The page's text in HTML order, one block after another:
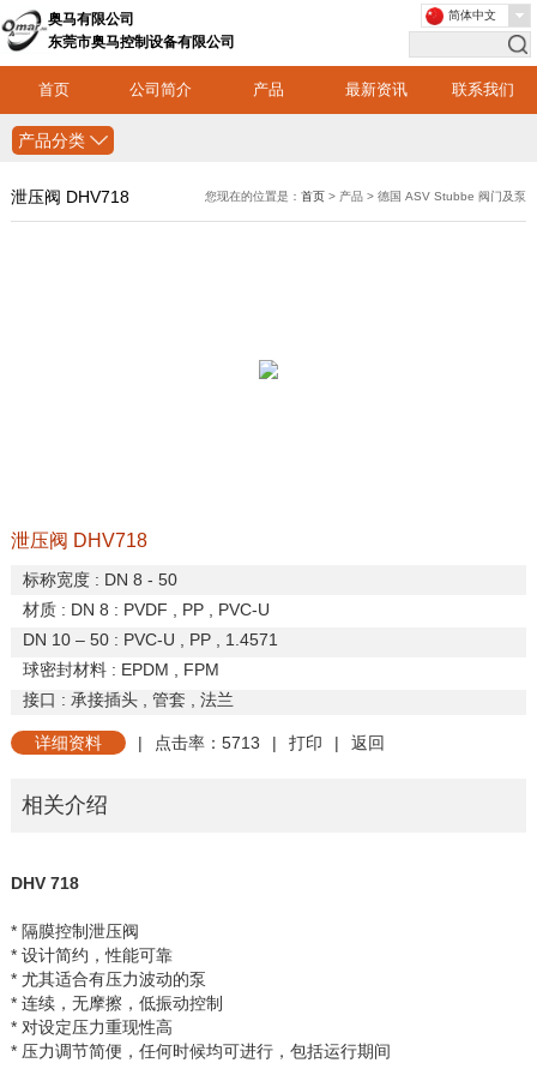
奥马有限公司
东莞市奥马控制设备有限公司
首页 公司简介 产品 最新资讯 联系我们
简体中文
产品分类
泄压阀 DHV718 您现在的位置是：首页 > 产品 > 德国 ASV Stubbe 阀门及泵
泄压阀 DHV718
标称宽度: DN 8 - 50
材质: DN 8 : PVDF , PP , PVC-U
DN 10 – 50 : PVC-U , PP , 1.4571
球密封材料: EPDM , FPM
接口 : 承接插头, 管套 , 法兰
详细资料 | 点击率：5713 | 打印 | 返回
相关介绍
DHV 718
* 隔膜控制泄压阀
* 设计简约，性能可靠
* 尤其适合有压力波动的泵
* 连续，无摩擦，低振动控制
* 对设定压力重现性高
* 压力调节简便，任何时候均可进行，包括运行期间